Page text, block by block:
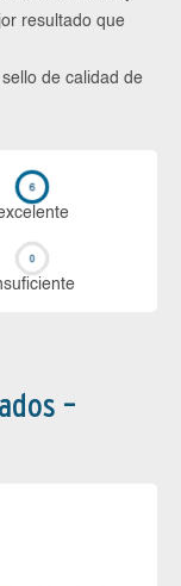
resultado que
de calidad de
–